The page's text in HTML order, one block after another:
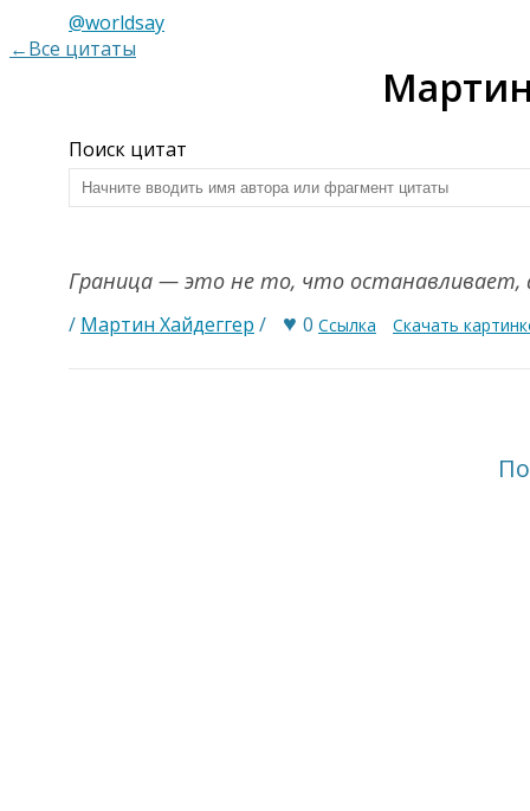
@worldsay
←Все цитаты
Поиск цитат
Граница — это не то, что останавливает,
/ Мартин Хайдеггер / ♥ 0 Ссылка Скачать